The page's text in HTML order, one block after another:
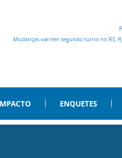
Mudanças varrem segundo turno no RS,
ENQUETES